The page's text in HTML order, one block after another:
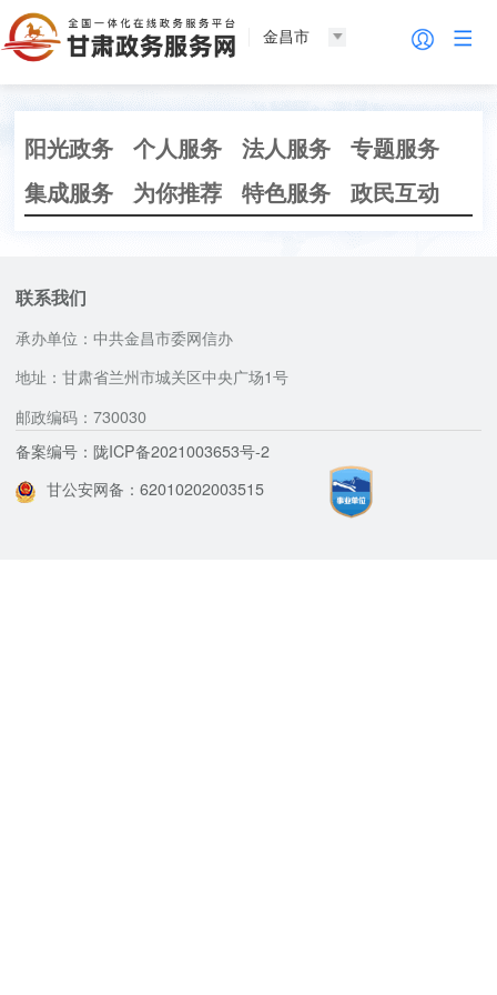
金昌市
阳光政务 个人服务 法人服务
专题服务
集成服务
为你推荐 特色服务 政民互动
联系我们
承办单位：中共金昌市委网信办
地址：甘肃省兰州市城关区中央广场1号
邮政编码：730030
备案编号：陇ICP备2021003653号-2
甘公安网备：62010202003515